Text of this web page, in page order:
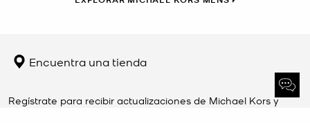
Encuentra una tienda
Regístrate para recibir actualizaciones de Michael Kors y